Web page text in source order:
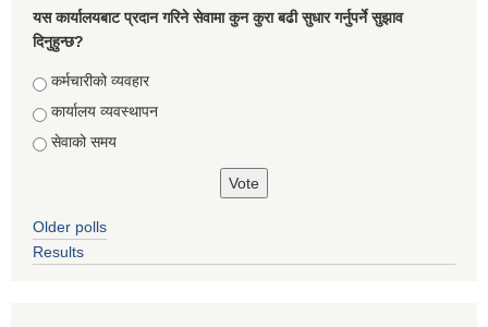
यस कार्यालयबाट प्रदान गरिने सेवामा कुन कुरा बढी सुधार गर्नुपर्ने सुझाव
दिनुहुन्छ?
Choices
कर्मचारीको व्यवहार
कार्यालय व्यवस्थापन
सेवाको समय
Older polls
Results